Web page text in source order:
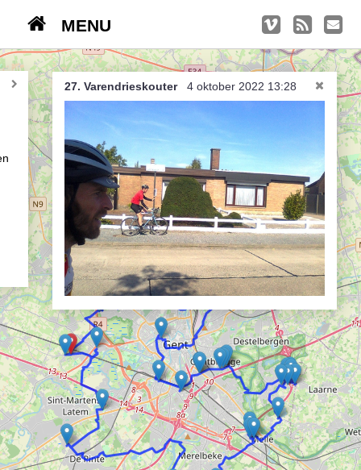
MENU
TRIPS
Kasseien
België / Duitsland / Nederland
Hoogtepunten
Soeperlange tocht
Afleveringen
Bounding Boxes
Ambiance, ambiance, ambiance
De groetjes terug
Doelloos
Ronde Van Flandriën
Dhr. Dries
27. Varendrieskouter 4 oktober 2022 13:28